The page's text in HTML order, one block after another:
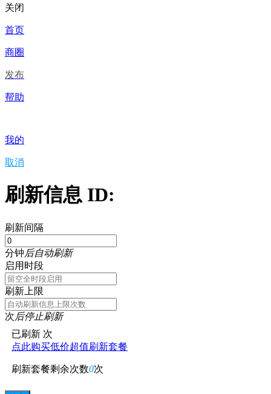
关闭
首页
商圈
发布
帮助
我的
取消
刷新信息 ID:
刷新间隔
分钟后自动刷新
启用时段
刷新上限
次后停止刷新
已刷新 次
点此购买低价超值刷新套餐
刷新套餐剩余次数0次